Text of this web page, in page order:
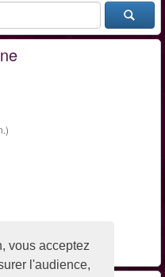
vous acceptez
l'audience,
Pyrénées (65)